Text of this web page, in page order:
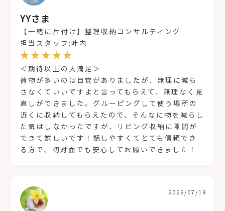
YYさま
【一緒に片付け】整理収納コンサルティング
担当スタッフ:叶内
＜期待以上の大満足＞
荷物が多いのは自覚がありましたが、無理に減ら
さなくていいですよと言ってもらえて、無理なく見
直しができました。グルーピングして使う場所の
近くに収納してもらえたので、そんなに物を減らし
た気はしなかったですが、リビング収納に隙間が
できて嬉しいです！話しやすくてとても信頼でき
る方で、初対面でも安心してお願いできました！
2026/07/18